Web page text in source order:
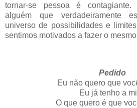
tornar-se pessoa é contagiante.
alguém que verdadeiramente
universo de possibilidades e
sentimos motivados a fazer o
Pedido
Eu não quero que
Eu já tenho a
O que quero é que